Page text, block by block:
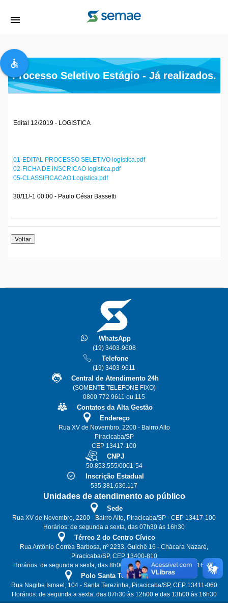
menu
accessible
Processo Seletivo Estágio - Já realizados.
Edital 12/2019 - LOGISTICA
01-EDITAL PROCESSO SELETIVO logistica.pdf
02-FICHA DE INSCRICAO logistica.pdf
05-CLASSIFICACAO Logistica.pdf
30/11/-1 00:00 - Paulo César Bassetti
WhatsApp
(19) 3403-9608
Telefone
(19) 3403-9611
Central de Atendimento 24h
(SOMENTE TELEFONE FIXO)
0800 772 9611 ou 115
Contatos da Alta Gestão
Endereço
Rua XV de Novembro, 2200 - Bairro Alto
Piracicaba/SP
CEP 13417-100
CNPJ
50.853.555/0001-54
Inscrição Estadual
535.381.636.117
Unidades de atendimento ao público
Sede
Rua XV de Novembro, 2200 - Bairro Alto, Piracicaba/SP - CEP 13417-100
Horários: de segunda a sexta, das 07h30 às 16h30
Térreo 2 do Centro Cívico
Rua Antônio Corrêa Barbosa, nº 2233, Guichê 16 - Chácara Nazaré,
Piracicaba/SP, CEP 13400-810
Horários: de segunda a sexta, das 8h00 às 12h00 e das 13h00 às 16h00
Polo Santa Terezinha
Rua Nagibe Ismael, 104 - Santa Terezinha, Piracicaba/SP, CEP 13411-060
Horários: de segunda a sexta, das 07h30 às 12h00 e das 13h00 às 16h30